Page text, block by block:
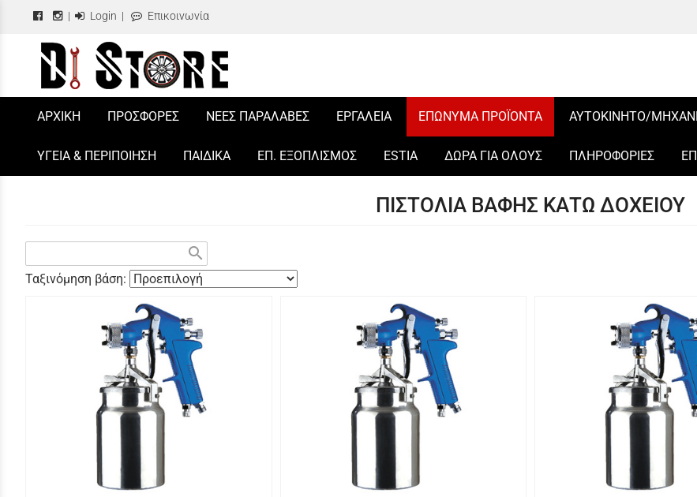
| Login | Επικοινωνία
/
ΑΡΧΙΚΗ ΠΡΟΣΦΟΡΕΣ ΝΕΕΣ ΠΑΡΑΛΑΒΕΣ ΕΡΓΑΛΕΙΑ ΕΠΩΝΥΜΑ ΠΡΟΪΟΝΤΑ ΑΥΤΟΚΙΝΗΤΟ/
ΥΓΕΙΑ & ΠΕΡΙΠΟΙΗΣΗ ΠΑΙΔΙΚΑ ΕΠ. ΕΞΟΠΛΙΣΜΟΣ ESTIA ΔΩΡΑ ΓΙΑ ΟΛΟΥΣ ΠΛΗΡΟΦΟΡΙΕΣ
ΠΙΣΤΟΛΙΑ ΒΑΦΗΣ ΚΑΤΩ ΔΟΧΕΙΟΥ
search
Ταξινόμηση βάση: